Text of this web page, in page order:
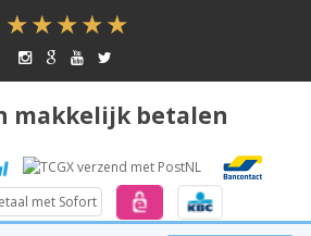
makkelijk betalen